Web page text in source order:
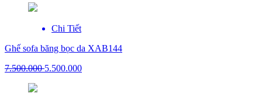
Chi Tiết
Ghế sofa băng bọc da XAB144
7.500.0005.500.000